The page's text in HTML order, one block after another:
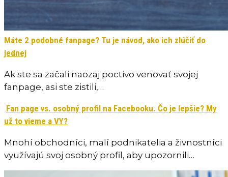
Máte 2 podobné fanpage? Tu je návod, ako ich zlúčiť do
jednej
Ak ste sa začali naozaj poctivo venovať svojej
fanpage, asi ste zistili,…
Fan page vs. osobný profil na Facebooku. Čo je lepšie? My
už to vieme a VY?
Mnohí obchodníci, malí podnikatelia a živnostníci
využívajú svoj osobný profil, aby upozornili…